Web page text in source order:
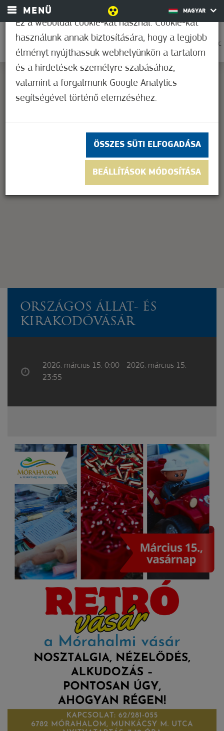
MENÜ MAGYAR
0
33,9°C
This page can't load Google Maps correctly.
Do you own this website? OK
ORSZÁGOS ÁLLAT- ÉS
KIRAKODÓVÁSÁR
2026. március 15. 0:00 - 2026. március 15.
23:55
Ez a weboldal cookie-kat használ. Cookie-kat
használunk annak biztosítására, hogy a legjobb
élményt nyújthassuk webhelyünkön a tartalom
és a hirdetések személyre szabásához,
valamint a forgalmunk Google Analytics
segítségével történő elemzéséhez.
ÖSSZES SÜTI ELFOGADÁSA
BEÁLLÍTÁSOK MÓDOSÍTÁSA